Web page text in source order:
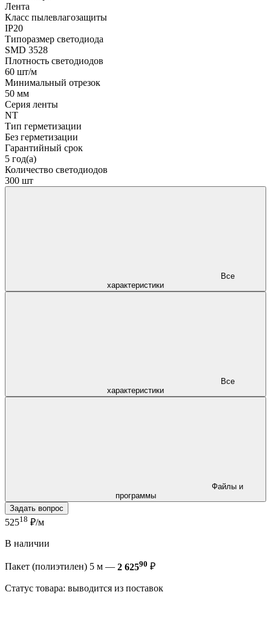
Лента
Класс пылевлагозащиты
IP20
Типоразмер светодиода
SMD 3528
Плотность светодиодов
60 шт/м
Минимальный отрезок
50 мм
Серия ленты
NT
Тип герметизации
Без герметизации
Гарантийный срок
5 год(а)
Количество светодиодов
300 шт
характеристики
характеристики
программы
Задать вопрос
52518 ₽/м
В наличии
Пакет (полиэтилен) 5 м — 2 62590 ₽
Статус товара: выводится из поставок